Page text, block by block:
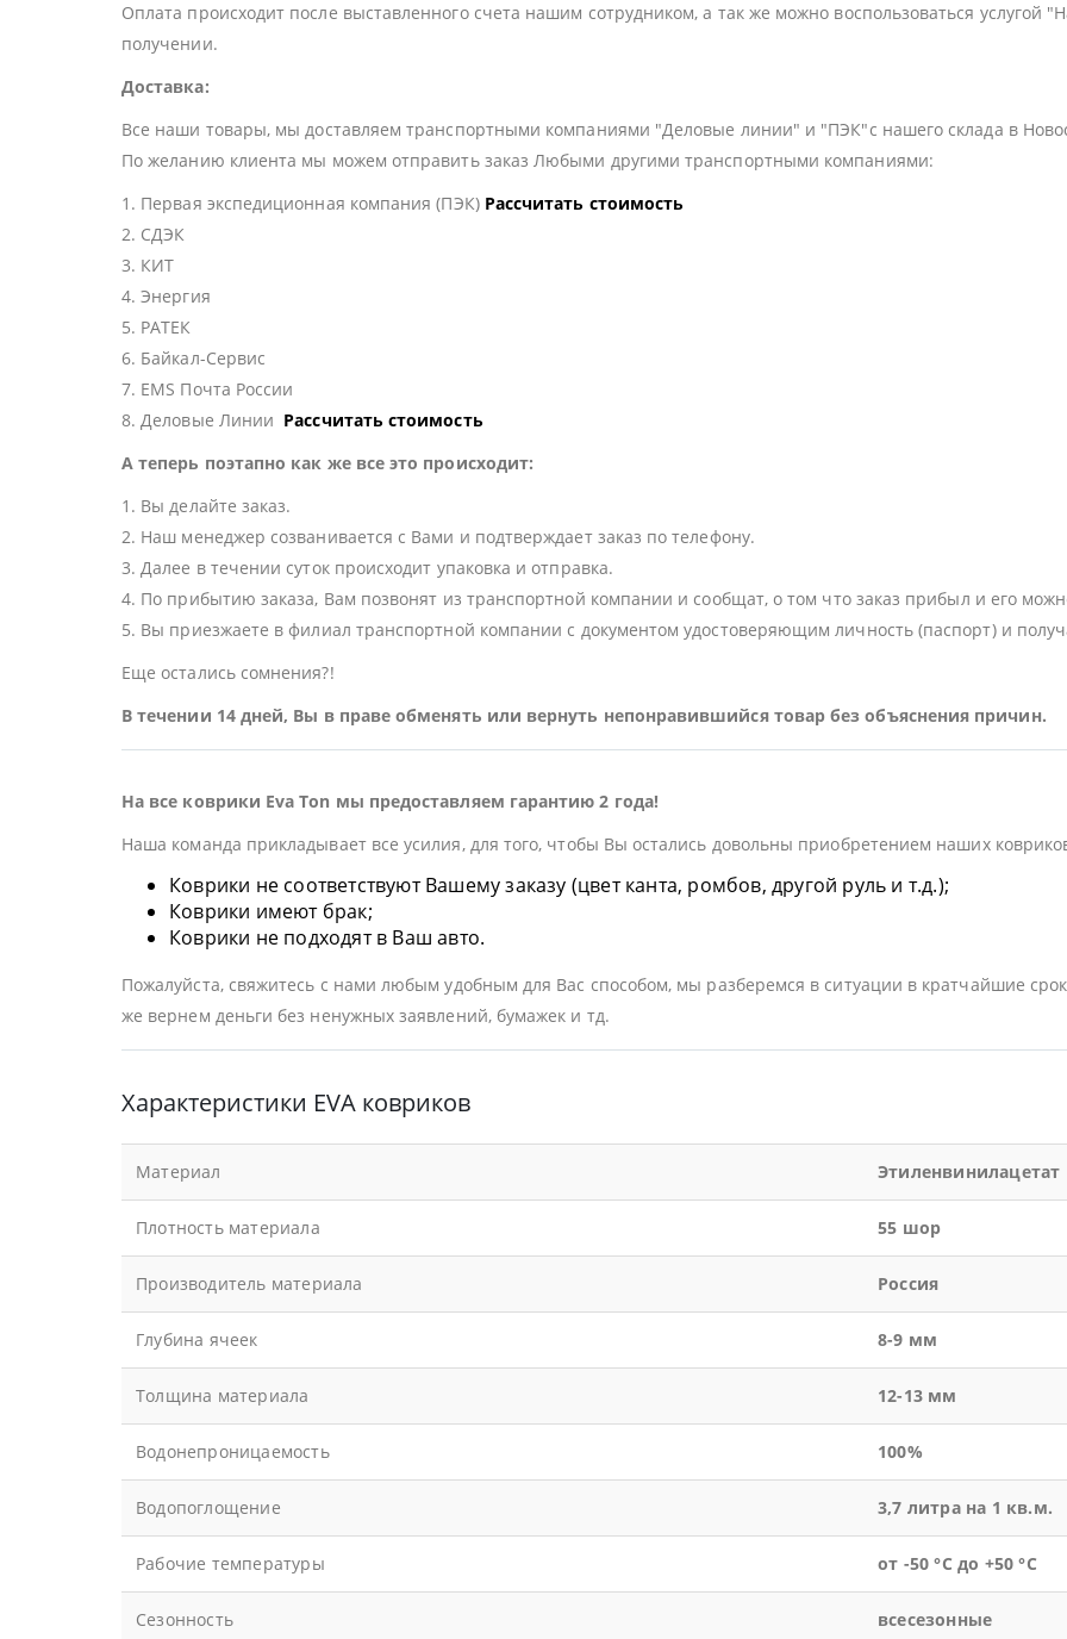
Оплата происходит после выставленного счета нашим сотрудником, а так же можно воспользоваться
получении.
Доставка:
Все наши товары, мы доставляем транспортными компаниями "Деловые линии" и "ПЭК"с нашего склада в
По желанию клиента мы можем отправить заказ Любыми другими транспортными компаниями:
1. Первая экспедиционная компания (ПЭК) Рассчитать стоимость
2. СДЭК
3. КИТ
4. Энергия
5. РАТЕК
6. Байкал-Сервис
7. EMS Почта России
8. Деловые Линии Рассчитать стоимость
А теперь поэтапно как же все это происходит:
1. Вы делайте заказ.
2. Наш менеджер созванивается с Вами и подтверждает заказ по телефону.
3. Далее в течении суток происходит упаковка и отправка.
4. По прибытию заказа, Вам позвонят из транспортной компании и сообщат, о том что заказ прибыл и его
5. Вы приезжаете в филиал транспортной компании с документом удостоверяющим личность (паспорт) и
Еще остались сомнения?!
В течении 14 дней, Вы в праве обменять или вернуть непонравившийся товар без объяснения причин.
На все коврики Eva Ton мы предоставляем гарантию 2 года!
Наша команда прикладывает все усилия, для того, чтобы Вы остались довольны приобретением наших
Коврики не соответствуют Вашему заказу (цвет канта, ромбов, другой руль и т.д.);
Коврики имеют брак;
Коврики не подходят в Ваш авто.
Пожалуйста, свяжитесь с нами любым удобным для Вас способом, мы разберемся в ситуации в кратчайшие
же вернем деньги без ненужных заявлений, бумажек и тд.
Характеристики EVA ковриков
Материал Этиленвинилацетат
Плотность материала 55 шор
Производитель материала Россия
Глубина ячеек 8-9 мм
Толщина материала 12-13 мм
Водонепроницаемость 100%
Водопоглощение 3,7 литра на 1 кв.м.
Рабочие температуры от -50 °С до +50 °С
Сезонность всесезонные